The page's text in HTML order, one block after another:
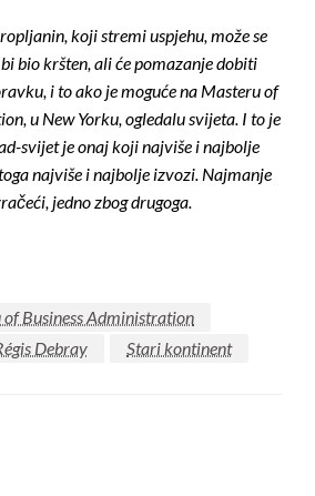
koji stremi uspjehu, može se
bio kršten, ali će pomazanje dobiti
i to ako je moguće na Masteru of
u New Yorku, ogledalu svijeta. I to je
svijet je onaj koji najviše i najbolje
najviše i najbolje izvozi. Najmanje
jedno zbog drugoga.
of Business Administration
Debray
Stari kontinent